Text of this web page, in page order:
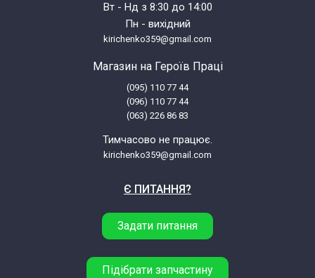
Beko 4761 7715120200
Beko 4770 TA 7717288310
Вт - Нд з 8:30 до 14:00
Пн - вихідний
kirichenko359@gmail.com
Магазин на Героїв Праці
(095) 110 77 44
(096) 110 77 44
(063) 226 86 83
Тимчасово не працює.
kirichenko359@gmail.com
Є ПИТАННЯ?
Задати питання
Підібрати запчастину